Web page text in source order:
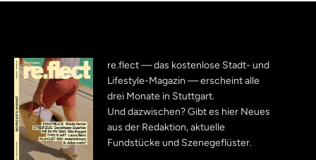
re.flect — das kostenlose Stadt- und
Lifestyle-Magazin — erscheint alle
drei Monate in Stuttgart.
Und dazwischen? Gibt es hier Neues
aus der Redaktion, aktuelle
Fundstücke und Szenegeflüster.